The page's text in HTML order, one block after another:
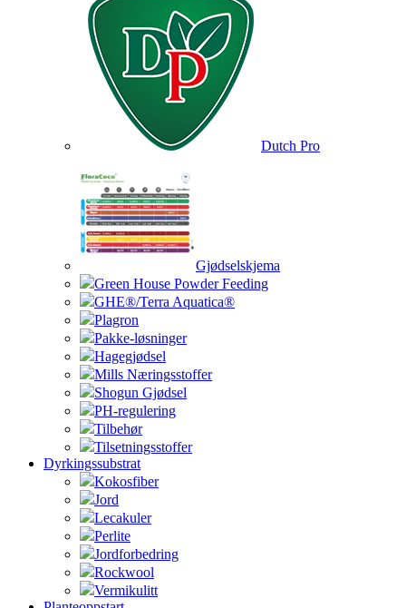
Dutch Pro
Gjødselskjema
Green House Powder Feeding
GHE®/Terra Aquatica®
Plagron
Pakke-løsninger
Hagegjødsel
Mills Næringsstoffer
Shogun Gjødsel
PH-regulering
Tilbehør
Tilsetningsstoffer
Dyrkingssubstrat
Kokosfiber
Jord
Lecakuler
Perlite
Jordforbedring
Rockwool
Vermikulitt